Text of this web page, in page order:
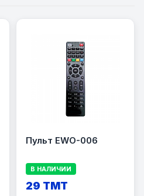
Пульт EWO-006
В НАЛИЧИИ
29 TMT